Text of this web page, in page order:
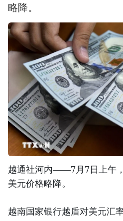
略降。
越通社河内——7月7日上午
美元价格略降。
越南国家银行越盾对美元汇